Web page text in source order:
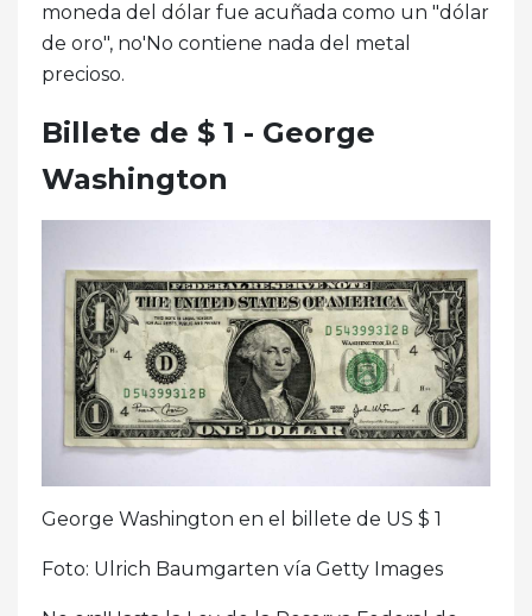
moneda del dólar fue acuñada como un "dólar
de oro", no'No contiene nada del metal
precioso.
Billete de $ 1 - George
Washington
George Washington en el billete de US $ 1
Foto: Ulrich Baumgarten vía Getty Images